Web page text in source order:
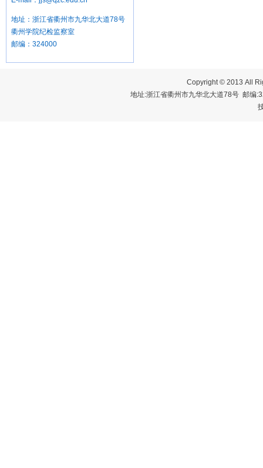
地址：浙江省衢州市九华北大道78号
衢州学院纪检监察室
邮编：324000
Copyright © 2013 All
地址:浙江省衢州市九华北大道78号 邮